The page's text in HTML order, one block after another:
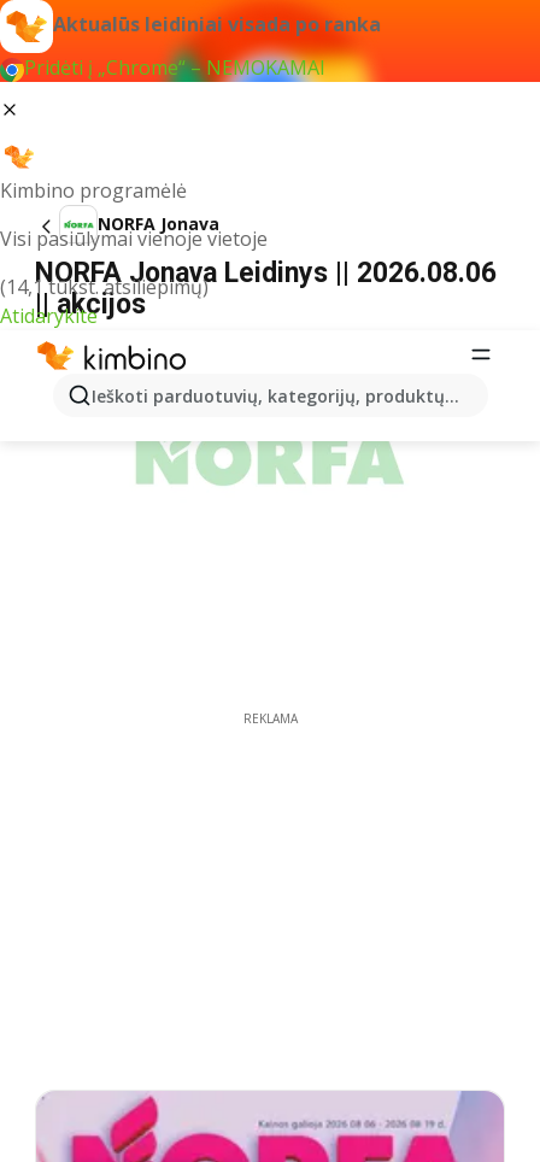
Aktualūs leidiniai visada po ranka
Pridėti į „Chrome“ – NEMOKAMAI
Kimbino programėlė
Visi pasiūlymai vienoje vietoje
(14,1 tūkst. atsiliepimų)
Atidarykite
Ieškoti parduotuvių, kategorijų, produktų...
NORFA Jonava
NORFA Jonava Leidinys || 2026.08.06
|| akcijos
REKLAMA